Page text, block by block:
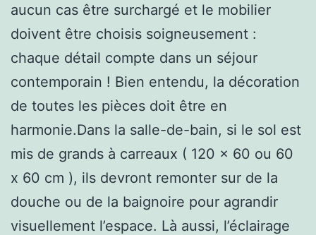
aucun cas être surchargé et le mobilier
doivent être choisis soigneusement :
chaque détail compte dans un séjour
contemporain ! Bien entendu, la décoration
de toutes les pièces doit être en
harmonie.Dans la salle-de-bain, si le sol est
mis de grands à carreaux ( 120 x 60 ou 60
x 60 cm ), ils devront remonter sur de la
douche ou de la baignoire pour agrandir
visuellement l’espace. Là aussi, l’éclairage